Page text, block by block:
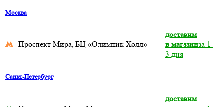
Москва
Проспект Мира, БЦ «Олимпик Холл»
доставим
в магазинза 1-
3 дня
Санкт-Петербург
доставим